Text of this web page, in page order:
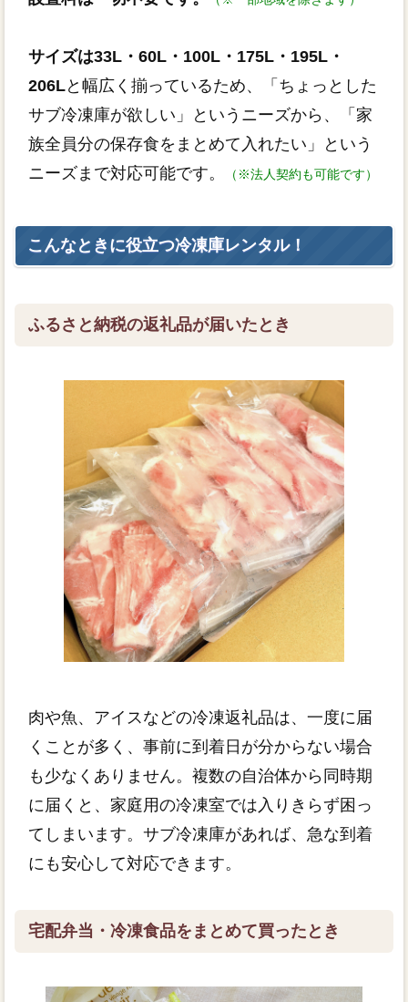
サイズは33L・60L・100L・175L・195L・
206Lと幅広く揃っているため、「ちょっとした
サブ冷凍庫が欲しい」というニーズから、「家
族全員分の保存食をまとめて入れたい」という
ニーズまで対応可能です。
（※法人契約も可能です）
こんなときに役立つ冷凍庫レンタル！
ふるさと納税の返礼品が届いたとき
肉や魚、アイスなどの冷凍返礼品は、一度に届
くことが多く、事前に到着日が分からない場合
も少なくありません。複数の自治体から同時期
に届くと、家庭用の冷凍室では入りきらず困っ
てしまいます。サブ冷凍庫があれば、急な到着
にも安心して対応できます。
宅配弁当・冷凍食品をまとめて買ったとき